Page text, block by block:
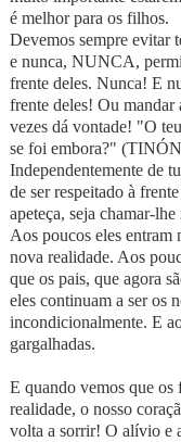
é melhor para os filhos.
Devemos sempre evitar
e nunca, NUNCA,
frente deles. Nunca! E
frente deles! Ou mandar
vezes dá vontade! "O
se foi embora?"
Independentemente de
de ser respeitado à
apeteça, seja chamar-
Aos poucos eles entram
nova realidade. Aos
que os pais, que agora
eles continuam a ser os
incondicionalmente. E
gargalhadas.
E quando vemos que os
realidade, o nosso
volta a sorrir! O alívio e